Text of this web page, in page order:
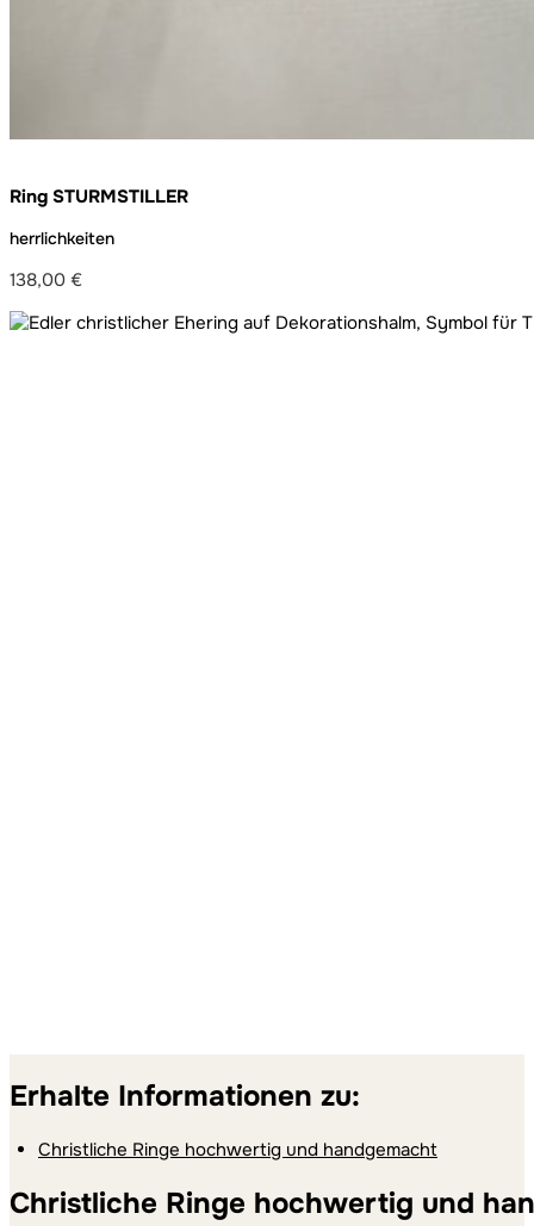
Ring STURMSTILLER
herrlichkeiten
138,00 €
Erhalte Informationen zu:
Christliche Ringe hochwertig und handgemacht
Christliche Ringe hochwertig und